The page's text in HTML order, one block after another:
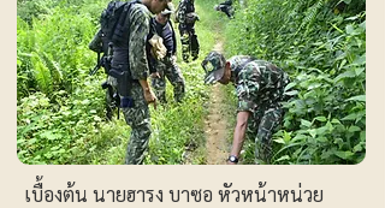
เบื้องต้น นายฮารง บาซอ หัวหน้าหน่วย